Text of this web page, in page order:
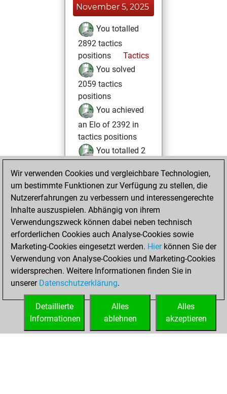
November 5, 2025
You totalled
2892 tactics
positions
Tactics
You solved
2059 tactics
positions
You achieved
an Elo of 2392 in
tactics positions
You totalled 2
You won 1
tactics fights
You achieved
an Elo of 1637 in
tactics fights
Samstag,
November 1, 2025
You learned 4
positions
MyMoves
Wir verwenden Cookies und vergleichbare Technologien,
um bestimmte Funktionen zur Verfügung zu stellen, die
Nutzererfahrungen zu verbessern und interessengerechte
Inhalte auszuspielen. Abhängig von ihrem
Verwendungszweck können dabei neben technisch
erforderlichen Cookies auch Analyse-Cookies sowie
Marketing-Cookies eingesetzt werden. Hierkönnen Sie der
Verwendung von Analyse-Cookies und Marketing-Cookies
widersprechen. Weitere Informationen finden Sie in
unserer Datenschutzerklärung.
Alles
akzeptieren
Alles
ablehnen
Detaillierte
Informationen